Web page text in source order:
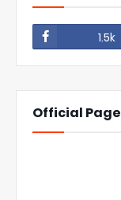
1.5k
Official Page